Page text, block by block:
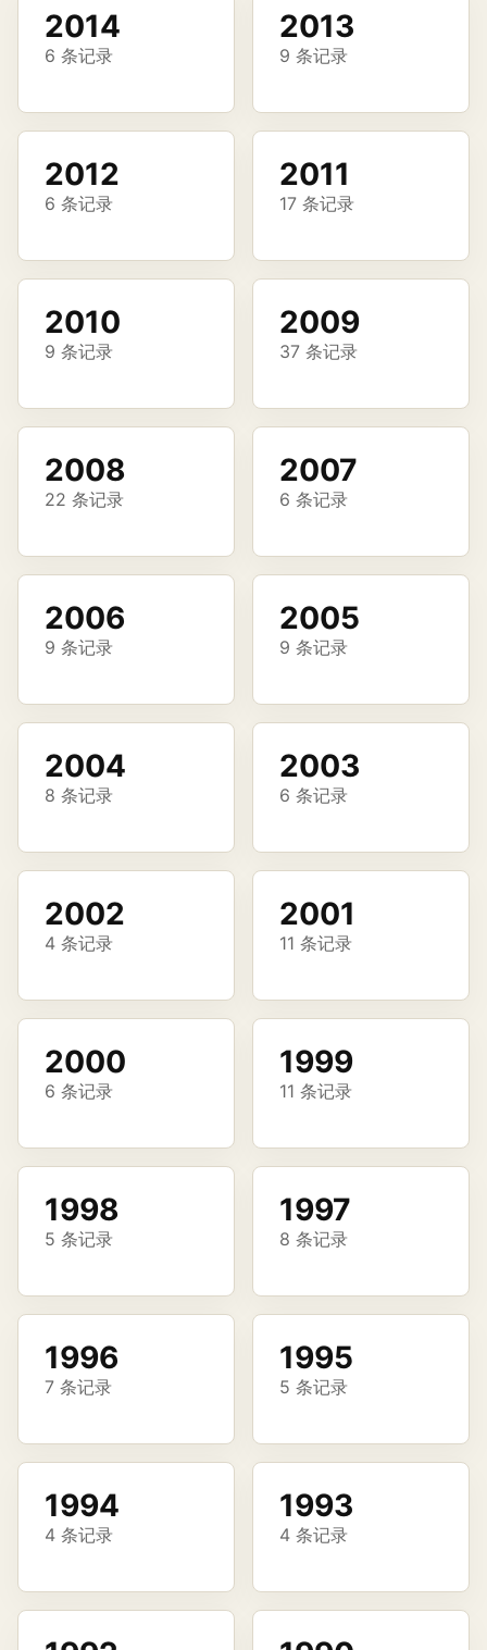
2014
6 条记录
2013
9 条记录
2012
6 条记录
2011
17 条记录
2010
9 条记录
2009
37 条记录
2008
22 条记录
2007
6 条记录
2006
9 条记录
2005
9 条记录
2004
8 条记录
2003
6 条记录
2002
4 条记录
2001
11 条记录
2000
6 条记录
1999
11 条记录
1998
5 条记录
1997
8 条记录
1996
7 条记录
1995
5 条记录
1994
4 条记录
1993
4 条记录